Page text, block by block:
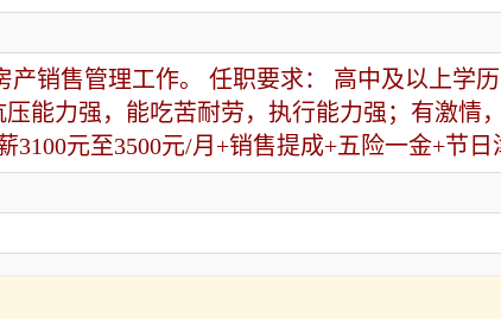
销售管理工作。 任职要求： 高中及以上学
能力强，能吃苦耐劳，执行能力强；有激情
元至3500元/月+销售提成+五险一金+节日